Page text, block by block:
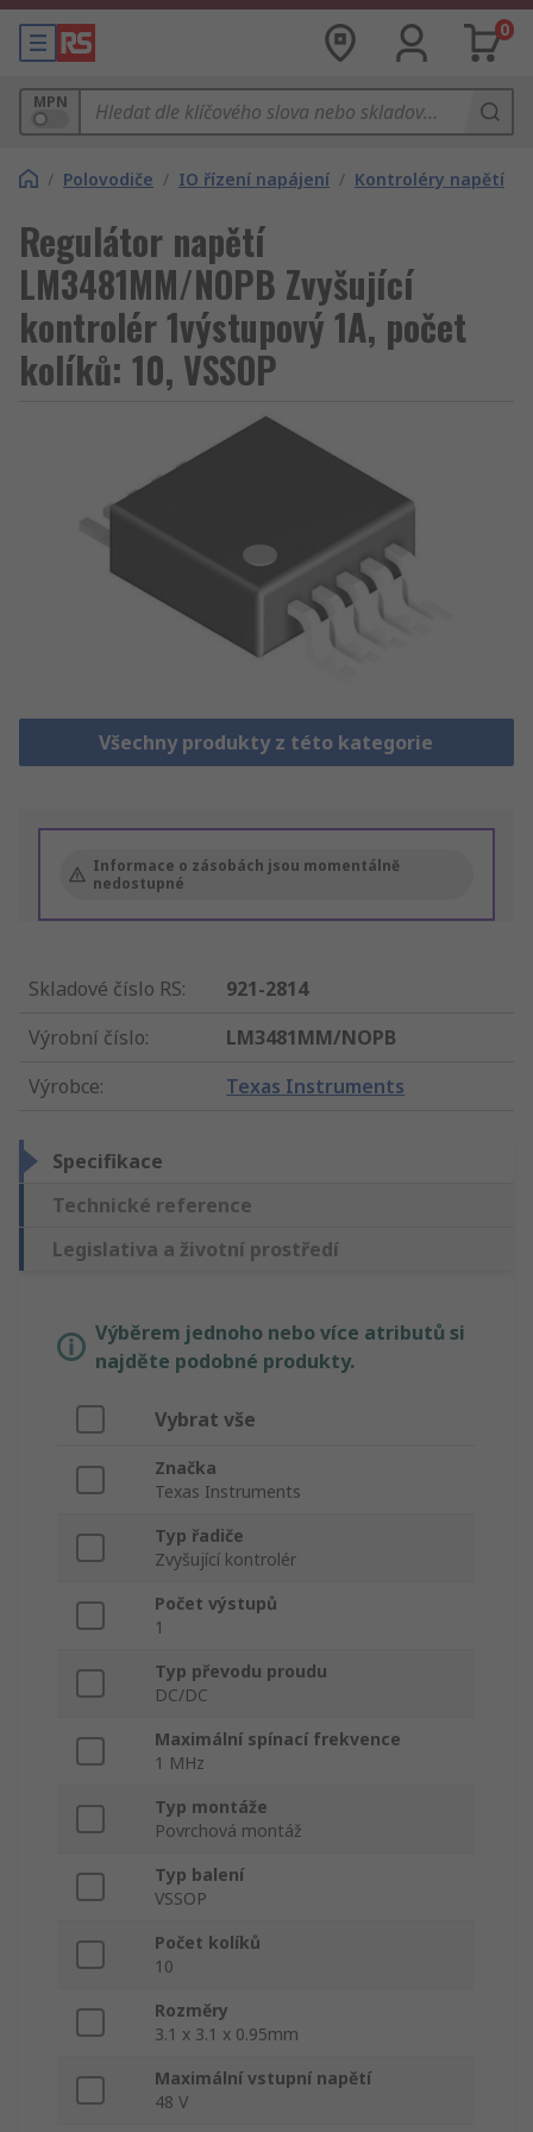
0
MPN
/ Polovodiče / IO řízení napájení / Kontroléry napětí
Regulátor napětí
LM3481MM/NOPB Zvyšující
kontrolér 1výstupový 1A, počet
kolíků: 10, VSSOP
Všechny produkty z této kategorie
Informace o zásobách jsou momentálně
nedostupné
Skladové číslo RS:
921-2814
Výrobní číslo:
LM3481MM/NOPB
Výrobce: Texas Instruments
Specifikace
Technické reference
Legislativa a životní prostředí
Výběrem jednoho nebo více atributů si
najděte podobné produkty.
Vybrat vše
Značka
Texas Instruments
Typ řadiče
Zvyšující kontrolér
Počet výstupů
1
Typ převodu proudu
DC/DC
Maximální spínací frekvence
1 MHz
Typ montáže
Povrchová montáž
Typ balení
VSSOP
Počet kolíků
10
Rozměry
3.1 x 3.1 x 0.95mm
Maximální vstupní napětí
48 V